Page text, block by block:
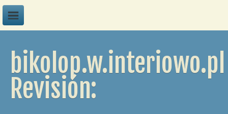
bikolop.w.interiowo.pl
Revisión: